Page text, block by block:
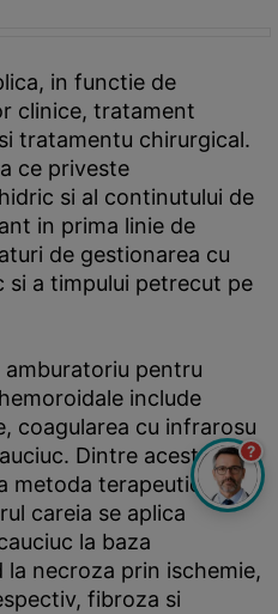
in functie de
clinice, tratament
tratamentu chirurgical.
ce priveste
si al continutului de
in prima linie de
de gestionarea cu
a timpului petrecut pe
pentru
include
coagularea cu infrarosu
Dintre acestea,
metoda terapeutica este
careia se aplica
la baza
necroza prin ischemie,
fibroza si
?